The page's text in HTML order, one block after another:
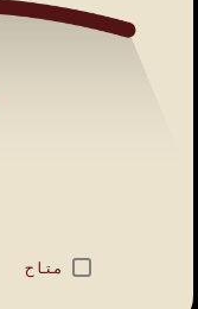
متاح